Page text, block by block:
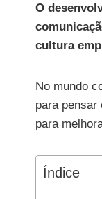
O
cultura
No mundo
para pensar
para
Índice